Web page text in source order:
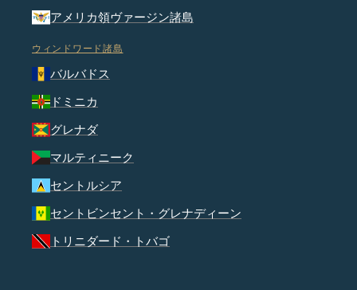
アメリカ領ヴァージン諸島
ウィンドワード諸島
バルバドス
ドミニカ
グレナダ
マルティニーク
セントルシア
セントビンセント・グレナディーン
トリニダード・トバゴ